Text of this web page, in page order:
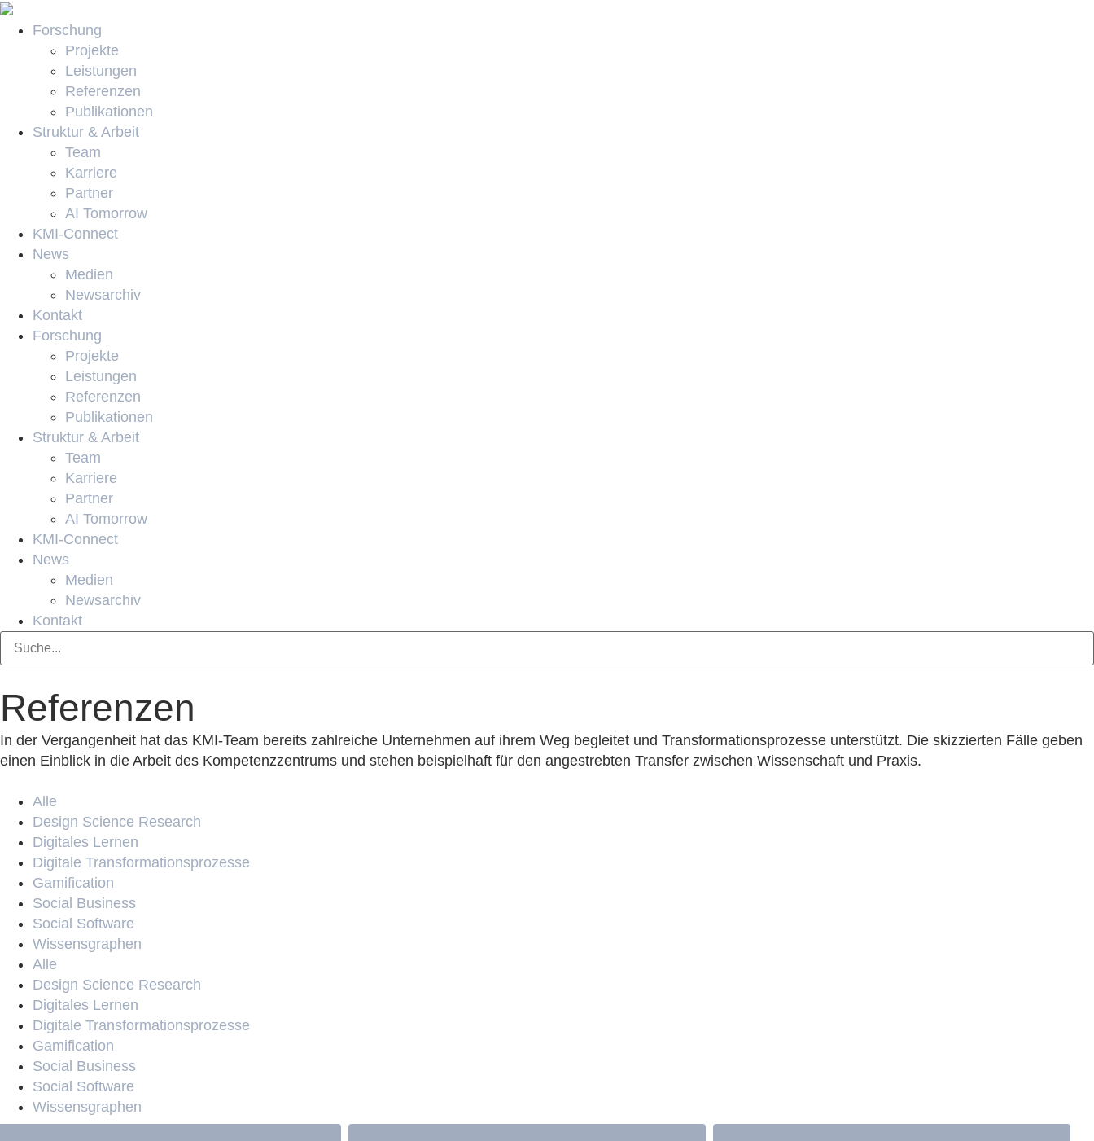
Forschung
Projekte
Leistungen
Referenzen
Publikationen
Struktur & Arbeit
Team
Karriere
Partner
AI Tomorrow
KMI-Connect
News
Medien
Newsarchiv
Kontakt
Forschung
Projekte
Leistungen
Referenzen
Publikationen
Struktur & Arbeit
Team
Karriere
Partner
AI Tomorrow
KMI-Connect
News
Medien
Newsarchiv
Kontakt
Referenzen
In der Vergangenheit hat das KMI-Team bereits zahlreiche Unternehmen auf ihrem Weg begleitet und Transformationsprozesse unterstützt. Die skizzierten Fälle geben
einen Einblick in die Arbeit des Kompetenzzentrums und stehen beispielhaft für den angestrebten Transfer zwischen Wissenschaft und Praxis.
Alle
Design Science Research
Digitales Lernen
Digitale Transformationsprozesse
Gamification
Social Business
Social Software
Wissensgraphen
Alle
Design Science Research
Digitales Lernen
Digitale Transformationsprozesse
Gamification
Social Business
Social Software
Wissensgraphen